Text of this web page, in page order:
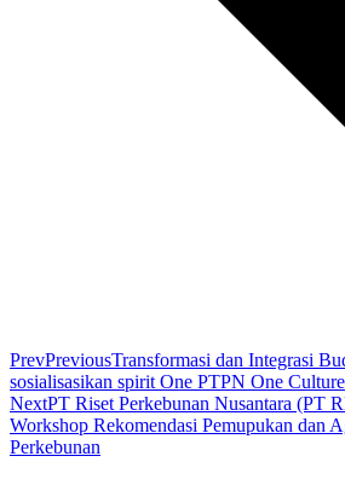
PrevPreviousTransformasi dan Integrasi
sosialisasikan spirit One PTPN One Culture
NextPT Riset Perkebunan Nusantara (PT
Workshop Rekomendasi Pemupukan dan
Perkebunan